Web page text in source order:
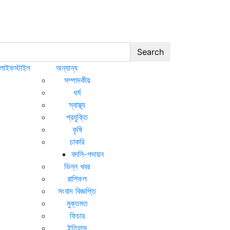
Search
অন্যান্য
সম্পাদকীয়
ধর্ম
স্বাস্থ্য
প্রযুক্তি
কৃষি
চাকরি
বদলি-পদায়ন
ভিন্ন খবর
রাশিফল
সংবাদ বিজ্ঞপ্তি
মুক্তমত
ফিচার
ইতিহাস